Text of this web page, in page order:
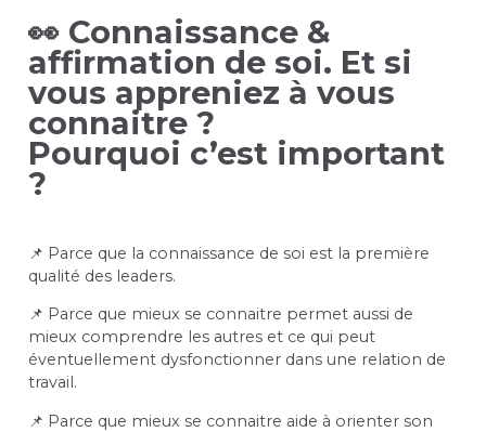
👀 Connaissance &
affirmation de soi. Et si
vous appreniez à vous
connaitre ?
Pourquoi c’est important
?
📌 Parce que la connaissance de soi est la première
qualité des leaders.
📌 Parce que mieux se connaitre permet aussi de
mieux comprendre les autres et ce qui peut
éventuellement dysfonctionner dans une relation de
travail.
​​​​📌 Parce que mieux se connaitre aide à orienter son